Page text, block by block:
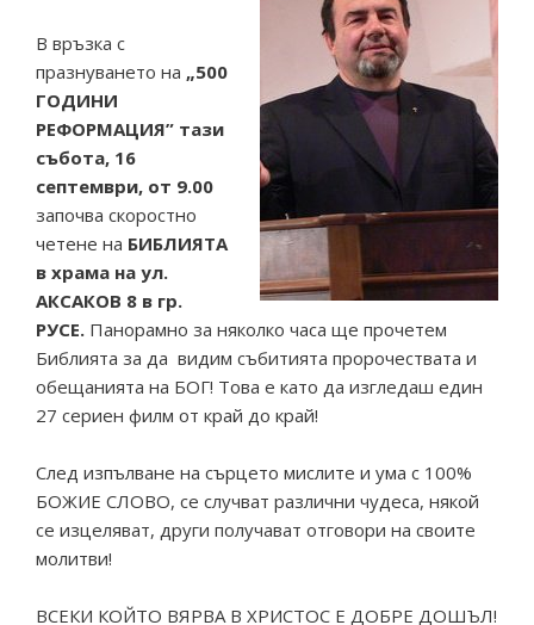
В връзка с
празнуването на „500
ГОДИНИ
РЕФОРМАЦИЯ” тази
събота, 16
септември, от 9.00
започва скоростно
четене на БИБЛИЯТА
в храма на ул.
АКСАКОВ 8 в гр.
РУСЕ. Панорамно за няколко часа ще прочетем
Библията за да видим събитията пророчествата и
обещанията на БОГ! Това е като да изгледаш един
27 сериен филм от край до край!
След изпълване на сърцето мислите и ума с 100%
БОЖИЕ СЛОВО, се случват различни чудеса, някой
се изцеляват, други получават отговори на своите
молитви!
ВСЕКИ КОЙТО ВЯРВА В ХРИСТОС Е ДОБРЕ ДОШЪЛ!